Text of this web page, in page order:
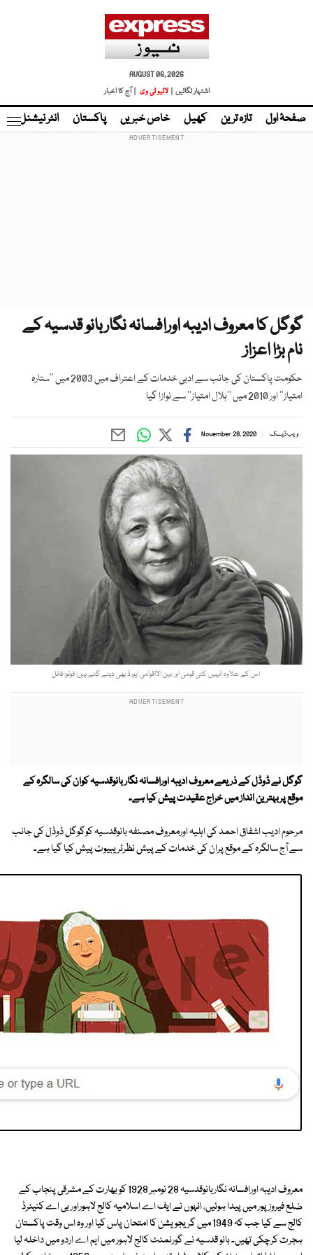
AUGUST 06, 2026
اشتہار لگائیں |
لائیو ٹی وی | آج کا اخبار
صفحۂ اول تازہ ترین کھیل خاص خبریں پاکستان انٹر نیشنل
گوگل کا معروف ادیبہ اورافسانہ نگاربانو قدسیہ کے
نام بڑا اعزاز
حکومت پاکستان کی جانب سے ادبی خدمات کے اعتراف میں 2003 میں ’’ستارہ
امتیاز‘‘ اور 2010 میں ’’ہلال امتیاز‘‘ سے نوازا گیا
ویب ڈیسک November 28, 2020
اس کے علاوہ انہیں کئی قومی اور بین الااقوامی ایورڈ بھی دیئے گئے ہیں: فوٹو: فائل
گوگل نے ڈوڈل کے ذریعے معروف ادیبہ اورافسانہ نگار بانوقدسیہ کوان کی سالگرہ کے
موقع پربہترین انداز میں خراج عقیدت پیش کیا ہے۔
مرحوم ادیب اشفاق احمد کی اہلیہ اورمعروف مصنفہ بانوقدسیہ کوگوگل ڈوڈل کی جانب
سے آج سالگرہ کے موقع پران کی خدمات کے پیش نظرٹریبیوٹ پیش کیا گیا ہے۔
معروف ادیبہ اورافسانہ نگاربانوقدسیہ 28 نومبر 1928 کو بھارت کے مشرقی پنجاب کے
ضلع فیروز پور میں پیدا ہوئیں، انہوں نے ایف اے اسلامیہ کالج لاہوراور بی اے کنیئرڈ
کالج سے کیا جب کہ 1949 میں گریجویشن کا امتحان پاس کیا اور وہ اس وقت پاکستان
ہجرت کرچکی تھیں۔ بانو قدسیہ نے گورنمنٹ کالج لاہور میں ایم اے اردو میں داخلہ لیا